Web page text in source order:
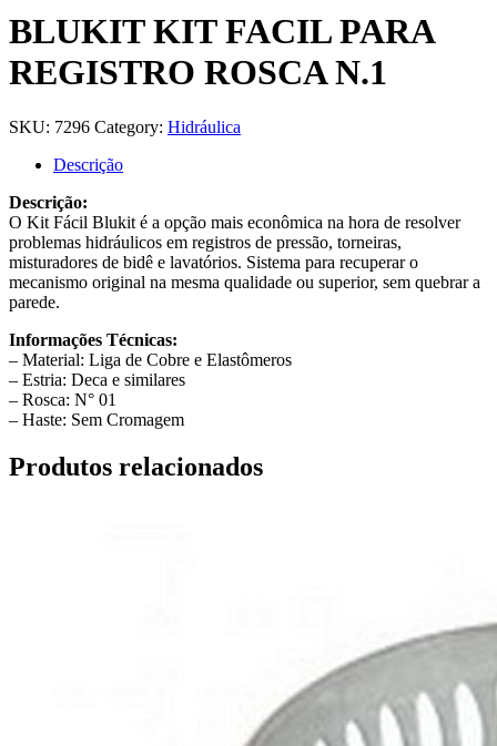
BLUKIT KIT FACIL PARA
REGISTRO ROSCA N.1
SKU: 7296 Category: Hidráulica
Descrição
Descrição:
O Kit Fácil Blukit é a opção mais econômica na hora de resolver
problemas hidráulicos em registros de pressão, torneiras,
misturadores de bidê e lavatórios. Sistema para recuperar o
mecanismo original na mesma qualidade ou superior, sem quebrar a
parede.
Informações Técnicas:
– Material: Liga de Cobre e Elastômeros
– Estria: Deca e similares
– Rosca: N° 01
– Haste: Sem Cromagem
Produtos relacionados